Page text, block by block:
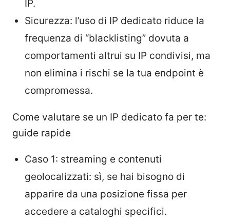
IP.
Sicurezza: l’uso di IP dedicato riduce la
frequenza di “blacklisting” dovuta a
comportamenti altrui su IP condivisi, ma
non elimina i rischi se la tua endpoint è
compromessa.
Come valutare se un IP dedicato fa per te:
guide rapide
Caso 1: streaming e contenuti
geolocalizzati: sì, se hai bisogno di
apparire da una posizione fissa per
accedere a cataloghi specifici.